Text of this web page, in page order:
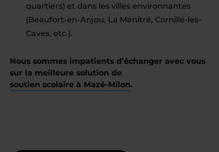
quartiers) et dans les villes environnantes
(Beaufort-en-Anjou, La Ménitré, Cornillé-les-
Caves, etc.).
Nous sommes impatients d’échanger avec vous
sur la meilleure solution de
soutien scolaire à Mazé-Milon.